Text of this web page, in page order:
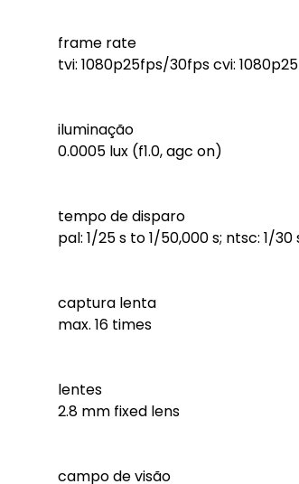
frame rate
tvi: 1080p25fps/30fps cvi:
iluminação
0.0005 lux (f1.0, agc on)
tempo de disparo
pal: 1/25 s to 1/50,000 s; ntsc: 1/
captura lenta
max. 16 times
lentes
2.8 mm fixed lens
campo de visão